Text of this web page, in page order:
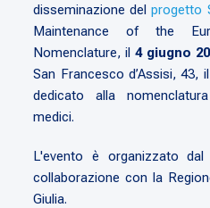
disseminazione delprogetto
Maintenance of the
Nomenclature, il4 giugno
San Francesco d’Assisi, 43,
dedicato alla
medici.
L'evento è organizzato
collaborazione con la
Giulia.